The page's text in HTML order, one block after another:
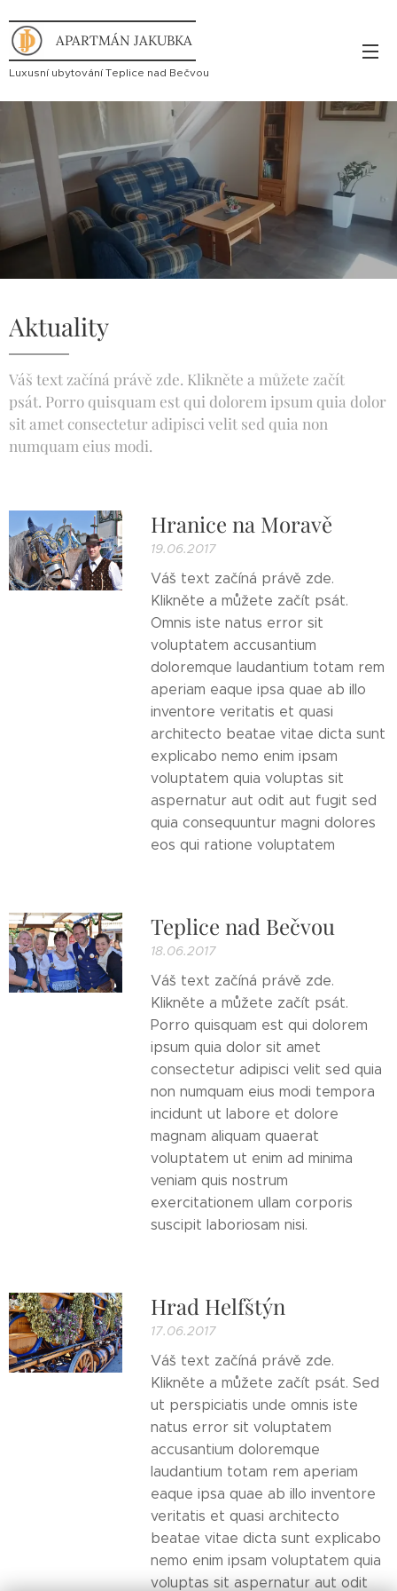
APARTMÁN JAKUBKA
Luxusní ubytování Teplice nad Bečvou
Aktuality
Váš text začíná právě zde. Klikněte a můžete začít
psát. Porro quisquam est qui dolorem ipsum quia dolor
sit amet consectetur adipisci velit sed quia non
numquam eius modi.
Hranice na Moravě
19.06.2017
Váš text začíná právě zde.
Klikněte a můžete začít psát.
Omnis iste natus error sit
voluptatem accusantium
doloremque laudantium totam rem
aperiam eaque ipsa quae ab illo
inventore veritatis et quasi
architecto beatae vitae dicta sunt
explicabo nemo enim ipsam
voluptatem quia voluptas sit
aspernatur aut odit aut fugit sed
quia consequuntur magni dolores
eos qui ratione voluptatem
Teplice nad Bečvou
18.06.2017
Váš text začíná právě zde.
Klikněte a můžete začít psát.
Porro quisquam est qui dolorem
ipsum quia dolor sit amet
consectetur adipisci velit sed quia
non numquam eius modi tempora
incidunt ut labore et dolore
magnam aliquam quaerat
voluptatem ut enim ad minima
veniam quis nostrum
exercitationem ullam corporis
suscipit laboriosam nisi.
Hrad Helfštýn
17.06.2017
Váš text začíná právě zde.
Klikněte a můžete začít psát. Sed
ut perspiciatis unde omnis iste
natus error sit voluptatem
accusantium doloremque
laudantium totam rem aperiam
eaque ipsa quae ab illo inventore
veritatis et quasi architecto
beatae vitae dicta sunt explicabo
nemo enim ipsam voluptatem quia
voluptas sit aspernatur aut odit